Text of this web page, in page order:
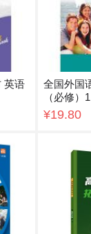
英语
全国外国
（必修）
¥19.80